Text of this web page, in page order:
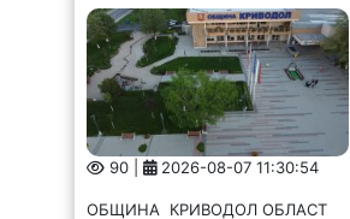
90 | 2026-08-07 11:30:54
ОБЩИНА КРИВОДОЛ ОБЛАСТ